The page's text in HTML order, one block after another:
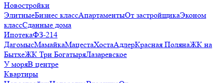
Новостройки
ЭлитныеБизнес классАпартаментыОт застройщикаЭконом
классСданные дома
ИпотекаФЗ-214
ДагомысМамайкаМацестаХостаАдлерКрасная ПолянаЖК на
БытхеЖК Три БогатыряЛазаревское
У моряВ центре
Квартиры